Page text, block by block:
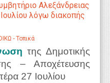
Αλεξάνδρειας
λόγω διακοπής
- Τοπικά
της Δημοτικής
– Αποχέτευσης
27 Ιουλίου